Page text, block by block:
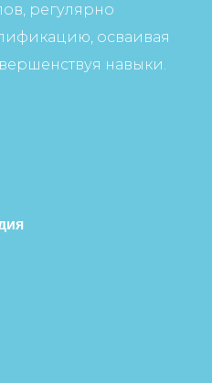
регулярно
осваивая
навыки.